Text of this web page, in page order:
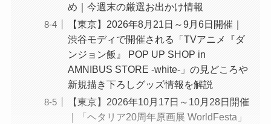
め｜今週末の厳選お出かけ情報
【東京】2026年8月21日～9月6日開催｜
渋谷モディで開催される「TVアニメ『ダ
ンジョン飯』 POP UP SHOP in
AMNIBUS STORE -white-」の見どころや
新規描き下ろしグッズ情報を解説
【東京】2026年10月17日～10月28日開催
｜「ヘタリア20周年原画展 WorldFesta」